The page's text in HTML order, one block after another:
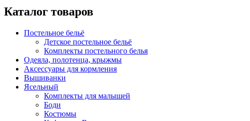
Каталог товаров
Постельное бельё
Детское постельное бельё
Комплекты постельного белья
Одеяла, полотенца, крыжмы
Аксессуары для кормления
Вышиванки
Ясельный
Комплекты для малышей
Боди
Костюмы